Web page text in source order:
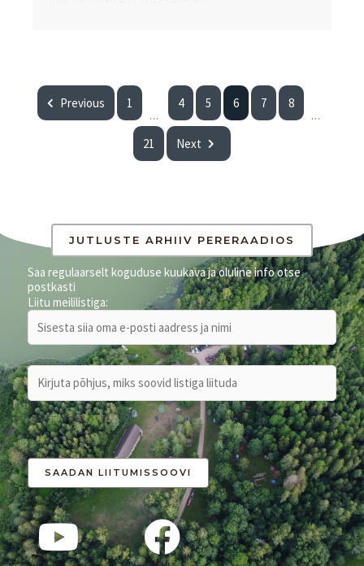
Previous 1
...
4 5 6 7 8
...
21
Next
JUTLUSTE ARHIIV PERERAADIOS
Saa regulaarselt koguduse kuukava ja oluline info otse
postkasti
Liitu meililistiga: